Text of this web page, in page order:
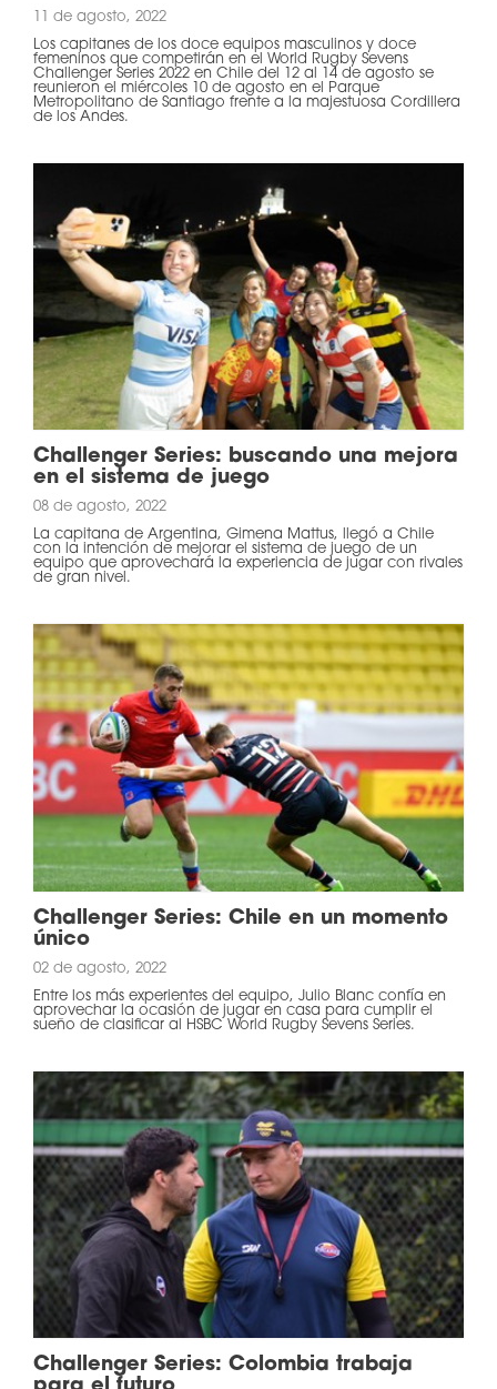
11 de agosto, 2022
Los capitanes de los doce equipos masculinos y doce
femeninos que competirán en el World Rugby Sevens
Challenger Series 2022 en Chile del 12 al 14 de agosto se
reunieron el miércoles 10 de agosto en el Parque
Metropolitano de Santiago frente a la majestuosa Cordillera
de los Andes.
Challenger Series: buscando una mejora
en el sistema de juego
08 de agosto, 2022
La capitana de Argentina, Gimena Mattus, llegó a Chile
con la intención de mejorar el sistema de juego de un
equipo que aprovechará la experiencia de jugar con rivales
de gran nivel.
Challenger Series: Chile en un momento
único
02 de agosto, 2022
Entre los más experientes del equipo, Julio Blanc confía en
aprovechar la ocasión de jugar en casa para cumplir el
sueño de clasificar al HSBC World Rugby Sevens Series.
Challenger Series: Colombia trabaja